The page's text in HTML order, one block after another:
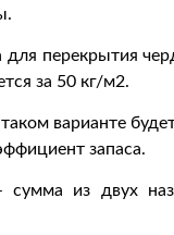
для перекрытия
за 50 кг/м2.
варианте
запаса.
сумма из двух